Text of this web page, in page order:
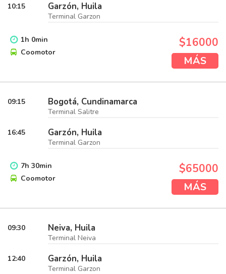
10:15 Garzón, Huila
Terminal Garzon
1h 0min
Coomotor
$16000
MÁS
09:15 Bogotá, Cundinamarca
Terminal Salitre
16:45 Garzón, Huila
Terminal Garzon
7h 30min
Coomotor
$65000
MÁS
09:30 Neiva, Huila
Terminal Neiva
12:40 Garzón, Huila
Terminal Garzon